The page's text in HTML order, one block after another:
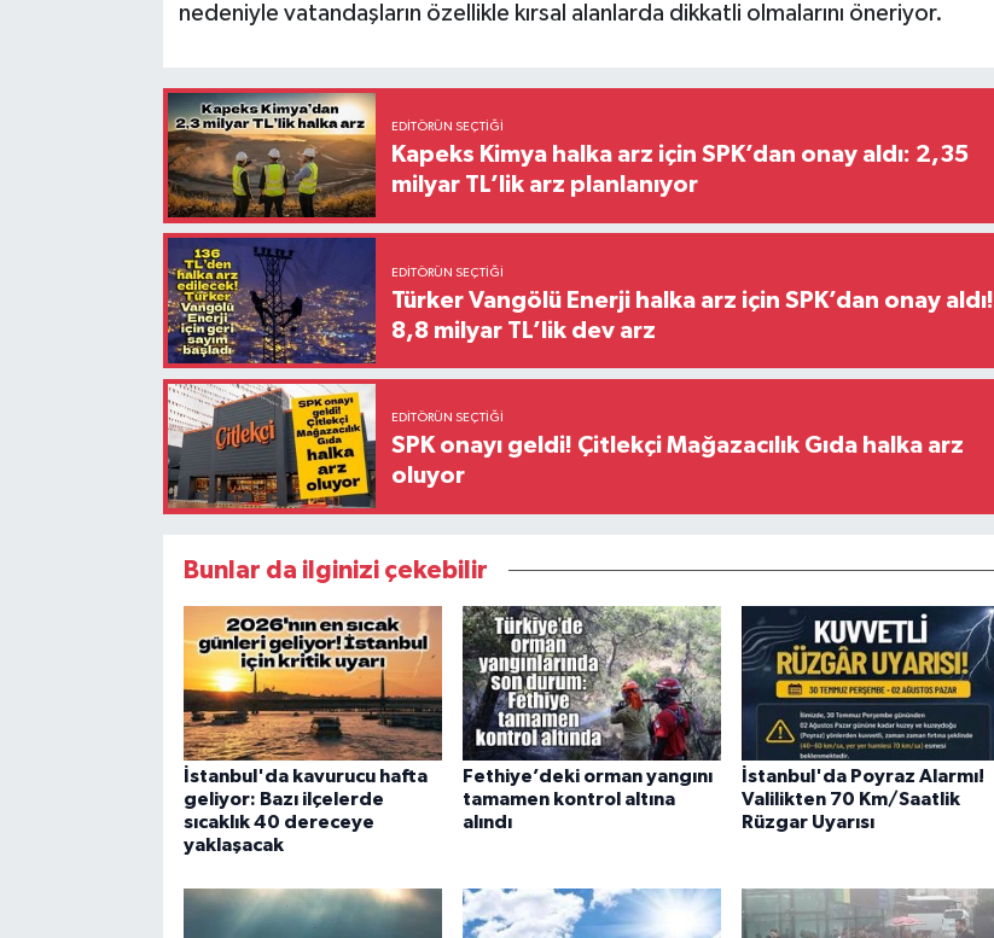
nedeniyle vatandaşların özellikle kırsal alanlarda dikkatli olmalarını öneriyor.
EDITÖRÜN SEÇTIĞI
Kapeks Kimya halka arz için SPK’dan onay aldı: 2,35
milyar TL’lik arz planlanıyor
EDITÖRÜN SEÇTIĞI
Türker Vangölü Enerji halka arz için SPK’dan onay aldı!
8,8 milyar TL’lik dev arz
EDITÖRÜN SEÇTIĞI
SPK onayı geldi! Çitlekçi Mağazacılık Gıda halka arz
oluyor
Bunlar da ilginizi çekebilir
İstanbul'da kavurucu hafta
geliyor: Bazı ilçelerde
sıcaklık 40 dereceye
yaklaşacak
Fethiye’deki orman yangını
tamamen kontrol altına
alındı
İstanbul'da Poyraz Alarmı!
Valilikten 70 Km/Saatlik
Rüzgar Uyarısı